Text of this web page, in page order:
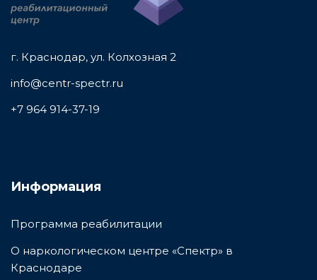
г. Краснодар, ул. Колхозная 2
info@centr-spectr.ru
+7 964 914-37-19
Информация
Программа реабилитации
О наркологическом центре «Спектр» в
Краснодаре